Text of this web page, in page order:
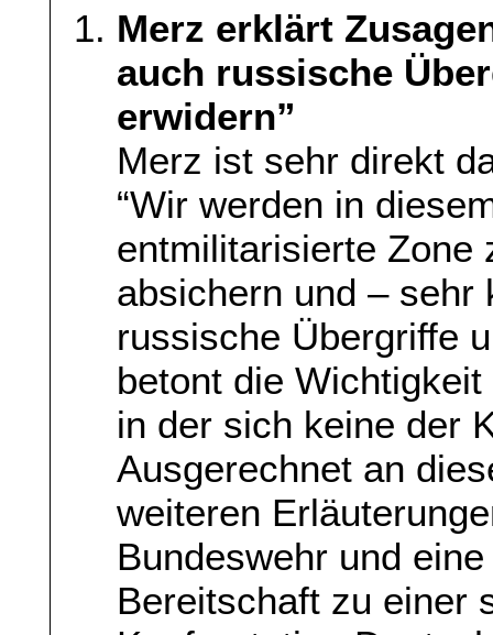
Merz erklärt
auch russische
erwidern”
Merz ist sehr direkt
“Wir werden in
entmilitarisierte Zone
absichern und – sehr
russische Übergriffe
betont die
in der sich keine der
Ausgerechnet an
weiteren
Bundeswehr und
Bereitschaft zu einer